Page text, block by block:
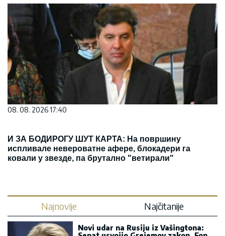
08. 08. 2026 17:40
И ЗА БОДИРОГУ ШУТ КАРТА: На површину
испливале невероватне афере, блокадери га
ковали у звезде, па брутално "ветирали"
Najnovije Najčitanije
Novi udar na Rusiju iz Vašingtona: